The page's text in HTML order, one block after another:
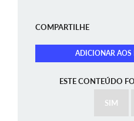
COMPARTILHE
ADICIONAR AOS
ESTE CONTEÚDO
SIM